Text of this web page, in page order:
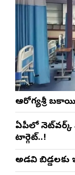
ఆరోగ్యశ్రీ
ఏపీలో నెట్‌వర్క్
టార్గెట్..!
అడవి బిడ్డలకు